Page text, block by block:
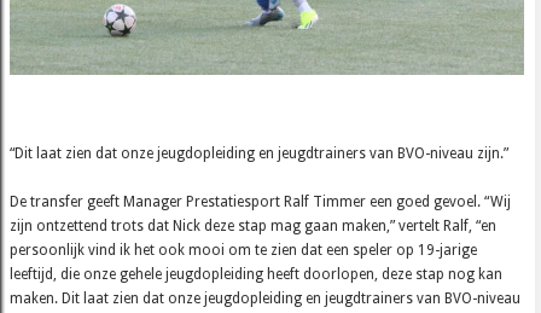
“Dit laat zien dat onze jeugdopleiding en jeugdtrainers van BVO-niveau zijn.”
De transfer geeft Manager Prestatiesport Ralf Timmer een goed gevoel. “Wij
zijn ontzettend trots dat Nick deze stap mag gaan maken,” vertelt Ralf, “en
persoonlijk vind ik het ook mooi om te zien dat een speler op 19-jarige
leeftijd, die onze gehele jeugdopleiding heeft doorlopen, deze stap nog kan
maken. Dit laat zien dat onze jeugdopleiding en jeugdtrainers van BVO-niveau